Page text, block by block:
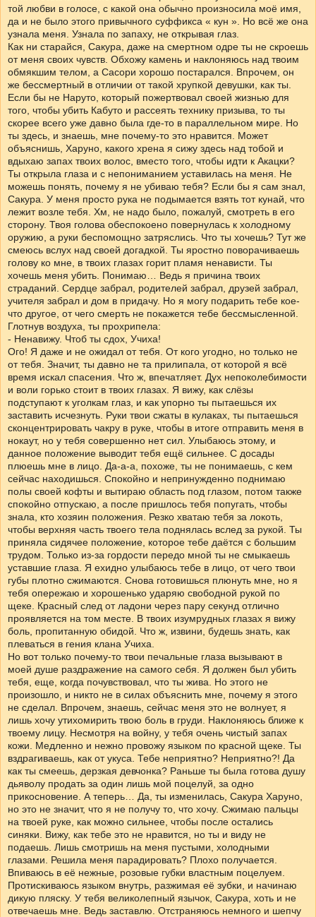
той любви в голосе, с какой она обычно произносила моё имя,
да и не было этого привычного суффикса « кун ». Но всё же она
узнала меня. Узнала по запаху, не открывая глаз.
Как ни старайся, Сакура, даже на смертном одре ты не скроешь
от меня своих чувств. Обхожу камень и наклоняюсь над твоим
обмякшим телом, а Сасори хорошо постарался. Впрочем, он
же бессмертный в отличии от такой хрупкой девушки, как ты.
Если бы не Наруто, который пожертвовал своей жизнью для
того, чтобы убить Кабуто и рассеять технику призыва, то ты
скорее всего уже давно была где-то в параллельном мире. Но
ты здесь, и знаешь, мне почему-то это нравится. Может
объяснишь, Харуно, какого хрена я сижу здесь над тобой и
вдыхаю запах твоих волос, вместо того, чтобы идти к Акацки?
Ты открыла глаза и с непониманием уставилась на меня. Не
можешь понять, почему я не убиваю тебя? Если бы я сам знал,
Сакура. У меня просто рука не подымается взять тот кунай, что
лежит возле тебя. Хм, не надо было, пожалуй, смотреть в его
сторону. Твоя голова обеспокоено повернулась к холодному
оружию, а руки беспомощно затряслись. Что ты хочешь? Тут же
смеюсь вслух над своей догадкой. Ты яростно поворачиваешь
голову ко мне, в твоих глазах горит пламя ненависти. Ты
хочешь меня убить. Понимаю… Ведь я причина твоих
страданий. Сердце забрал, родителей забрал, друзей забрал,
учителя забрал и дом в придачу. Но я могу подарить тебе кое-
что другое, от чего смерть не покажется тебе бессмысленной.
Глотнув воздуха, ты прохрипела:
- Ненавижу. Чтоб ты сдох, Учиха!
Ого! Я даже и не ожидал от тебя. От кого угодно, но только не
от тебя. Значит, ты давно не та прилипала, от которой я всё
время искал спасения. Что ж, впечатляет. Дух непоколебимости
и воли горько стоит в твоих глазах. Я вижу, как слёзы
подступают к уголкам глаз, и как упорно ты пытаешься их
заставить исчезнуть. Руки твои сжаты в кулаках, ты пытаешься
сконцентрировать чакру в руке, чтобы в итоге отправить меня в
нокаут, но у тебя совершенно нет сил. Улыбаюсь этому, и
данное положение выводит тебя ещё сильнее. С досады
плюешь мне в лицо. Да-а-а, похоже, ты не понимаешь, с кем
сейчас находишься. Спокойно и непринужденно поднимаю
полы своей кофты и вытираю область под глазом, потом также
спокойно отпускаю, а после пришлось тебя попугать, чтобы
знала, кто хозяин положения. Резко хватаю тебя за локоть,
чтобы верхняя часть твоего тела поднялась вслед за рукой. Ты
приняла сидячее положение, которое тебе даётся с большим
трудом. Только из-за гордости передо мной ты не смыкаешь
уставшие глаза. Я ехидно улыбаюсь тебе в лицо, от чего твои
губы плотно сжимаются. Снова готовишься плюнуть мне, но я
тебя опережаю и хорошенько ударяю свободной рукой по
щеке. Красный след от ладони через пару секунд отлично
проявляется на том месте. В твоих изумрудных глазах я вижу
боль, пропитанную обидой. Что ж, извини, будешь знать, как
плеваться в гения клана Учиха.
Но вот только почему-то твои печальные глаза вызывают в
моей душе раздражение на самого себя. Я должен был убить
тебя, еще, когда почувствовал, что ты жива. Но этого не
произошло, и никто не в силах объяснить мне, почему я этого
не сделал. Впрочем, знаешь, сейчас меня это не волнует, я
лишь хочу утихомирить твою боль в груди. Наклоняюсь ближе к
твоему лицу. Несмотря на войну, у тебя очень чистый запах
кожи. Медленно и нежно провожу языком по красной щеке. Ты
вздрагиваешь, как от укуса. Тебе неприятно? Неприятно?! Да
как ты смеешь, дерзкая девчонка? Раньше ты была готова душу
дьяволу продать за один лишь мой поцелуй, за одно
прикосновение. А теперь… Да, ты изменилась, Сакура Харуно,
но это не значит, что я не получу то, что хочу. Сжимаю пальцы
на твоей руке, как можно сильнее, чтобы после остались
синяки. Вижу, как тебе это не нравится, но ты и виду не
подаешь. Лишь смотришь на меня пустыми, холодными
глазами. Решила меня парадировать? Плохо получается.
Впиваюсь в её нежные, розовые губки властным поцелуем.
Протискиваюсь языком внутрь, разжимая её зубки, и начинаю
дикую пляску. У тебя великолепный язычок, Сакура, хоть и не
отвечаешь мне. Ведь заставлю. Отстраняюсь немного и шепчу